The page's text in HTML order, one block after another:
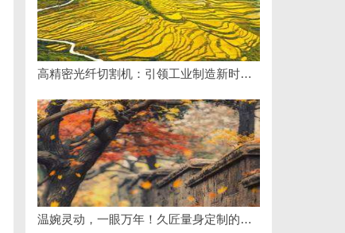
高精密光纤切割机：引领工业制造新时代的利器
温婉灵动，一眼万年！久匠量身定制的眉眼唇，才是你整张脸的点睛之笔！淡颜系女生的气质加分项